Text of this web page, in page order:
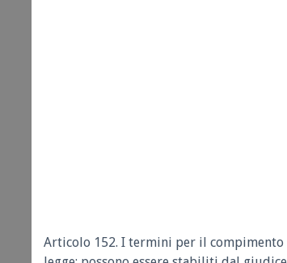
Articolo 152. I termini per il